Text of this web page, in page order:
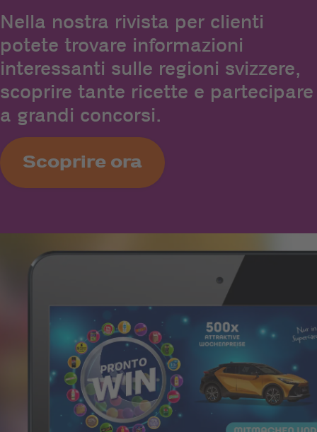
Nella nostra rivista per clienti
potete trovare informazioni
interessanti sulle regioni svizzere,
scoprire tante ricette e partecipare
a grandi concorsi.
Scoprire ora